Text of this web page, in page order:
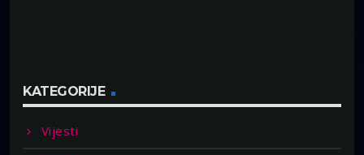
KATEGORIJE
Vijesti